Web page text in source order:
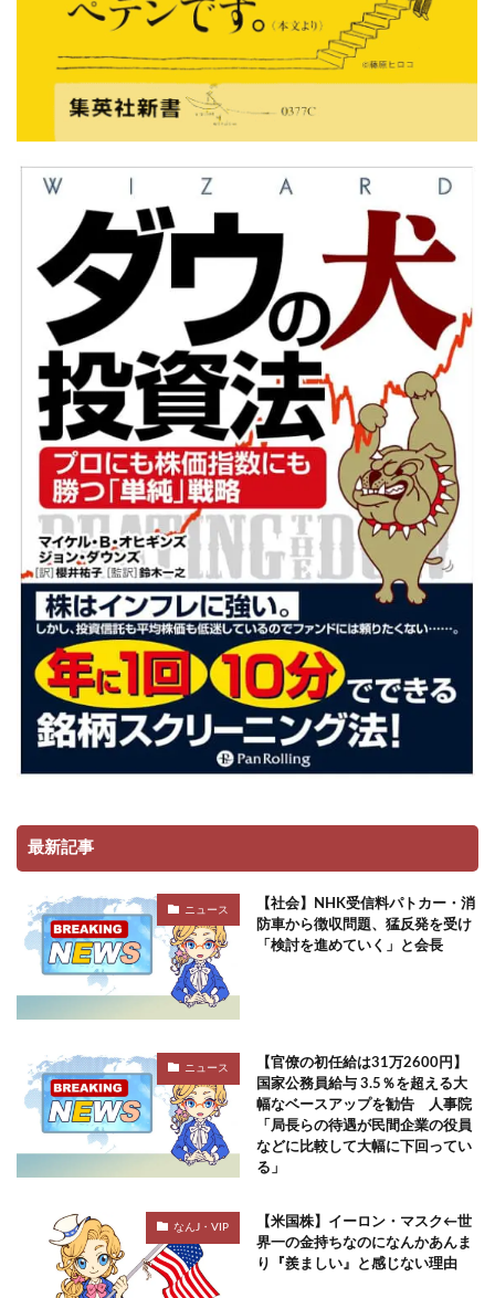
最新記事
ニュース
【社会】NHK受信料パトカー・消
防車から徴収問題、猛反発を受け
「検討を進めていく」と会長
ニュース
【官僚の初任給は31万2600円】
国家公務員給与 3.5％を超える大
幅なベースアップを勧告 人事院
「局長らの待遇が民間企業の役員
などに比較して大幅に下回ってい
る」
なんJ・VIP
【米国株】イーロン・マスク←世
界一の金持ちなのになんかあんま
り『羨ましい』と感じない理由